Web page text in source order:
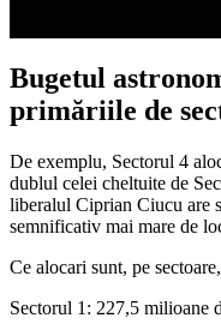
Bugetul
primăriile de
De exemplu, Sectorul 4
dublul celei cheltuite de
liberalul Ciprian Ciucu are
semnificativ mai mare de
Ce alocari sunt, pe
Sectorul 1: 227,5 milioane